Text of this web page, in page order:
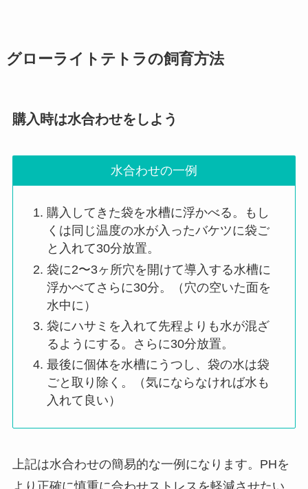
グローライトテトラの飼育方法
購入時は水合わせをしよう
水合わせの一例
購入してきた袋を水槽に浮かべる。もし
くは同じ温度の水が入ったバケツに袋ご
と入れて30分放置。
袋に2〜3ヶ所穴を開けて導入する水槽に
浮かべてさらに30分。（穴の空いた面を
水中に）
袋にハサミを入れて先程よりも水が混ざ
るようにする。さらに30分放置。
最後に個体を水槽にうつし、袋の水は袋
ごと取り除く。（気にならなければ水も
入れて良い）
上記は水合わせの簡易的な一例になります。PHを